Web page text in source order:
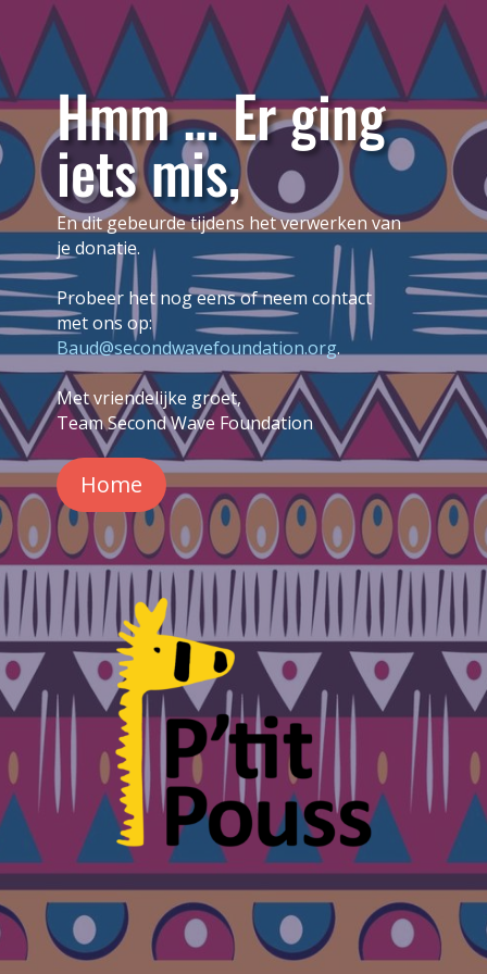
Hmm … Er ging
iets mis,
En dit gebeurde tijdens het verwerken van
je donatie.
Probeer het nog eens of neem contact
met ons op:
Baud@secondwavefoundation.org.
Met vriendelijke groet,
Team Second Wave Foundation
Home